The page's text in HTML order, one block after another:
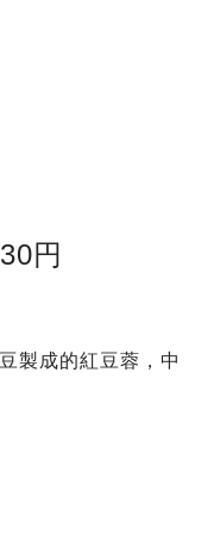
円
製成的紅豆蓉，中